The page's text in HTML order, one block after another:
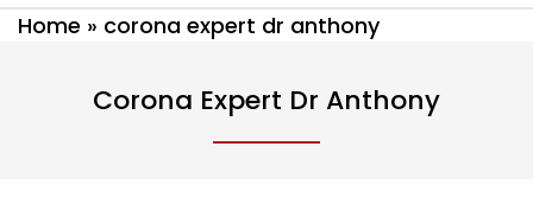
Home » corona expert dr anthony
Corona Expert Dr Anthony